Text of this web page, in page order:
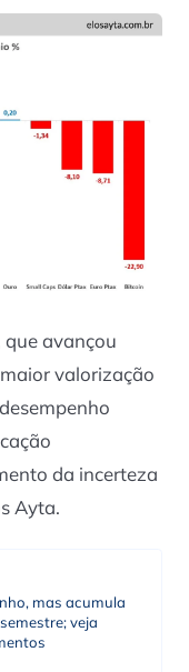
que avançou
valorização
da incerteza
Ayta.
mas acumula
veja